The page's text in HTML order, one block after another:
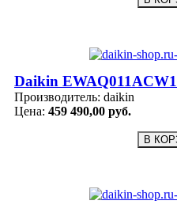
Daikin EWAQ011ACW1
Производитель: daikin
Цена: 459 490,00 руб.